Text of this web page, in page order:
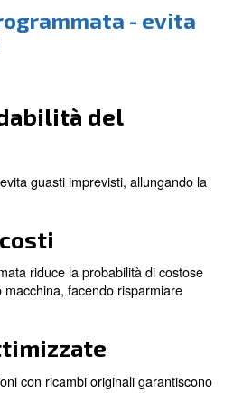
programmata -
del
evita guasti imprevisti,